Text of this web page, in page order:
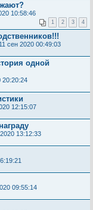
10:58:46
1 2 3 4
сен 2020 00:49:03
одной
20:20:24
12:15:07
13:12:33
09:55:14